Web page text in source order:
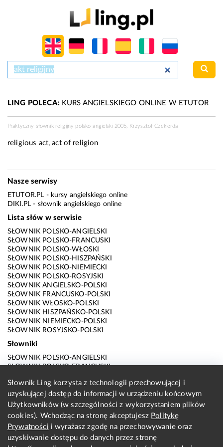
LING POLECA:KURS ANGIELSKIEGO ONLINE W ETUTOR
Praktyczny słownik religijny polsko-angielski 2005, Krzysztof Czekierda
religious act, act of religion
Nasze serwisy
ETUTOR.PL - kursy angielskiego online
DIKI.PL - słownik angielskiego online
Lista słów w serwisie
SŁOWNIK POLSKO-ANGIELSKI
SŁOWNIK POLSKO-FRANCUSKI
SŁOWNIK POLSKO-WŁOSKI
SŁOWNIK POLSKO-HISZPAŃSKI
SŁOWNIK POLSKO-NIEMIECKI
SŁOWNIK POLSKO-ROSYJSKI
SŁOWNIK ANGIELSKO-POLSKI
SŁOWNIK FRANCUSKO-POLSKI
SŁOWNIK WŁOSKO-POLSKI
SŁOWNIK HISZPAŃSKO-POLSKI
SŁOWNIK NIEMIECKO-POLSKI
SŁOWNIK ROSYJSKO-POLSKI
Słowniki
SŁOWNIK POLSKO-ANGIELSKI
SŁOWNIK POLSKO-FRANCUSKI
SŁOWNIK POLSKO-HISZPAŃSKI
SŁOWNIK POLSKO-NIEMIECKI
SŁOWNIK POLSKO-ROSYJSKI
SŁOWNIK ANGIELSKO-POLSKI
SŁOWNIK FRANCUSKO-POLSKI
SŁOWNIK WŁOSKO-POLSKI
SŁOWNIK HISZPAŃSKO-POLSKI
Słownik Ling korzysta z technologii przechowującej i
uzyskującej dostęp do informacji w urządzeniu końcowym
Użytkowników (w szczególności z wykorzystaniem plików
cookies). Wchodząc na stronę akceptujesz Politykę
Prywatności i wyrażasz zgodę na przechowywanie oraz
uzyskiwanie dostępu do danych przez stronę